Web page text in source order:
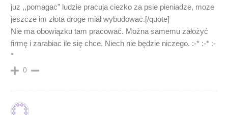
juz ,,pomagac” ludzie pracuja ciezko za psie pieniadze, moze
jeszcze im złota droge miał wybudowac.[/quote]
Nie ma obowiązku tam pracować. Można samemu założyć
firmę i zarabiac ile się chce. Niech nie będzie niczego. :-* :-* :-
*
0